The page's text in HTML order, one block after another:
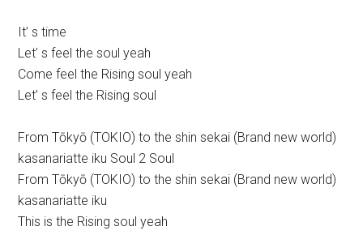
It’ s time
Let’ s feel the soul yeah
Come feel the Rising soul yeah
Let’ s feel the Rising soul
From Tōkyō (TOKIO) to the shin sekai (Brand new world)
kasanariatte iku Soul 2 Soul
From Tōkyō (TOKIO) to the shin sekai (Brand new world)
kasanariatte iku
This is the Rising soul yeah